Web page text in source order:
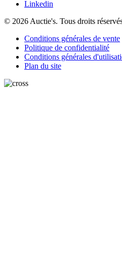
Linkedin
© 2026 Auctie's. Tous droits
Conditions générales de vente
Politique de confidentialité
Conditions générales
Plan du site